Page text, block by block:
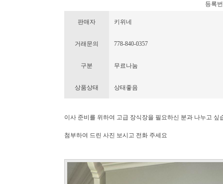
등록
판매자 키위네
거래문의 778-840-0357
구분 무료나눔
상품상태 상태좋음
이사 준비를 위하여 고급 장식장을 필요하신 분과 나누고 싶
첨부하여 드린 사진 보시고 전화 주세요